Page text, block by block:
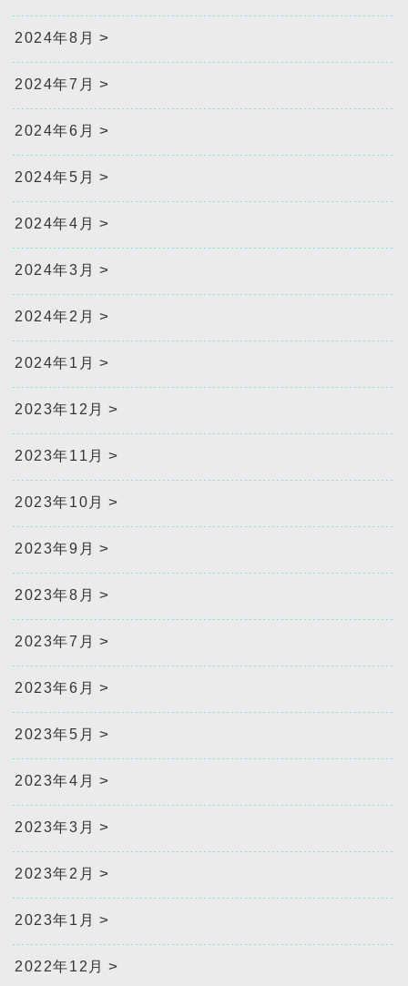
2024年8月
2024年7月
2024年6月
2024年5月
2024年4月
2024年3月
2024年2月
2024年1月
2023年12月
2023年11月
2023年10月
2023年9月
2023年8月
2023年7月
2023年6月
2023年5月
2023年4月
2023年3月
2023年2月
2023年1月
2022年12月